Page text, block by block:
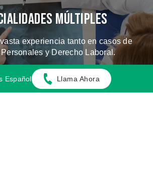
Múltiples
experiencia tanto en casos de
Personales y Derecho Laboral.
LOS CASOS QUE
MANEJAMOS
Español Llama Ahora